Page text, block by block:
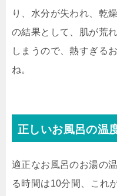
り、水分が失われ、乾
の結果として、肌が荒
しまうので、熱すぎる
ね。
正しいお風呂の温
適正なお風呂のお湯の
る時間は10分間、これ